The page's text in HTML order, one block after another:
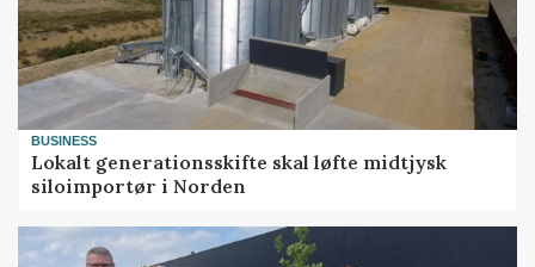
BUSINESS
Lokalt generationsskifte skal løfte midtjysk
siloimportør i Norden